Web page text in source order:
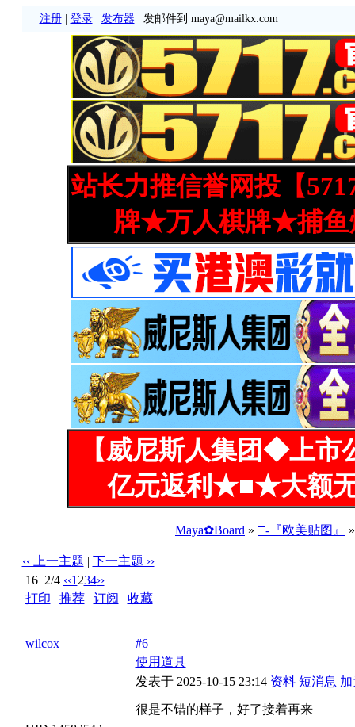
注册| 登录| 发布器 | 发邮件到 maya@mailkx.com
站长力推信誉网投【
牌★万人棋牌★捕鱼
【威尼斯人集团◆上
亿元返利★■★大额
Maya✿Board » □-『欧美贴图』
‹‹ 上一主题 | 下一主题 ››
16 2/4 ‹‹1 234››
打印
推荐| 订阅
收藏
wilcox
#6
使用道具
发表于 2025-10-15 23:14 资料 短消息
很是不错的样子，好了接着再来